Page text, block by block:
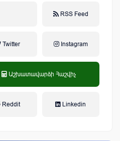
RSS Feed
Twitter Instagram
Աշխատավարձի Հաշվիչ
Reddit Linkedin